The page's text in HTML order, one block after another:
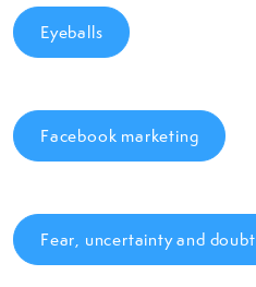
Eyeballs
Facebook marketing
Fear, uncertainty and doubt